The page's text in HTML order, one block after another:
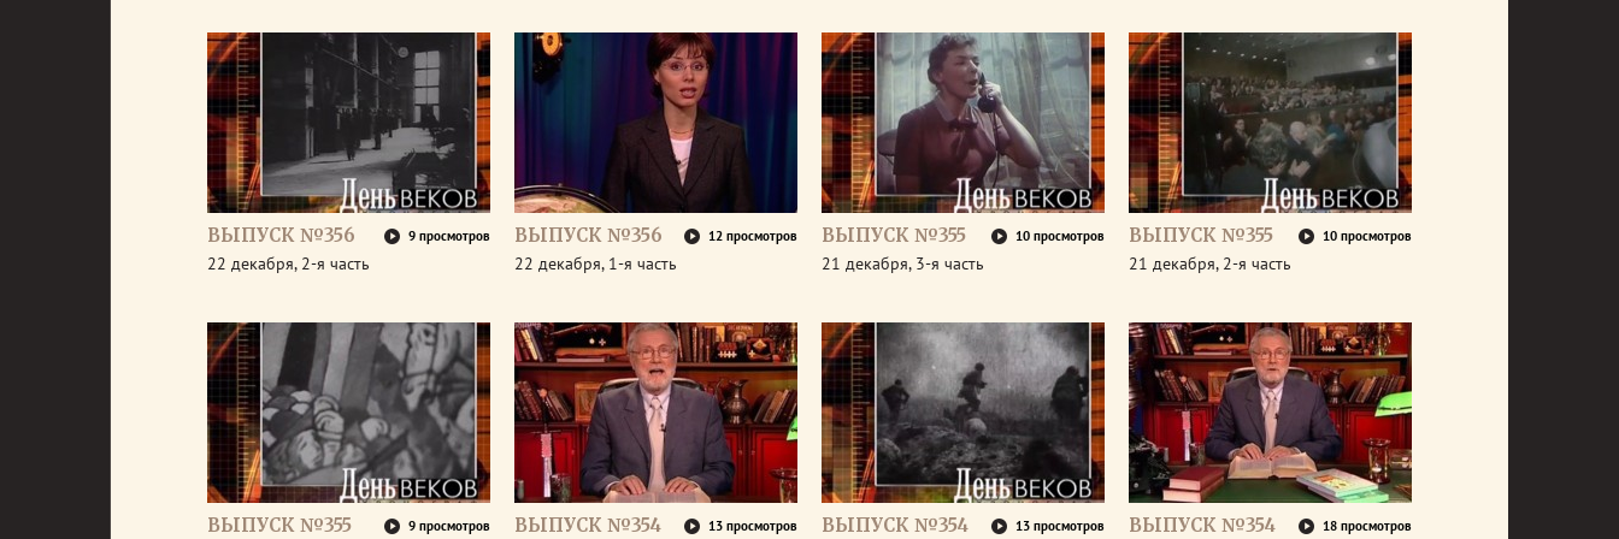
ВЫПУСК №356 9 просмотров
22 декабря, 2-я часть
ВЫПУСК №356 12 просмотров
22 декабря, 1-я часть
ВЫПУСК №355 10 просмотров
21 декабря, 3-я часть
ВЫПУСК №355 10 просмотров
21 декабря, 2-я часть
ВЫПУСК №355 9 просмотров ВЫПУСК №354 13 просмотров ВЫПУСК №354 13 просмотров ВЫПУСК №354 18 просмотров